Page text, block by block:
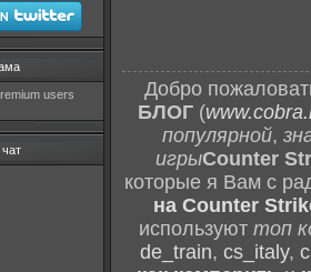
users
Добро
БЛОГ(
популярной,
игрыCounter
которые я Вам с
на Counter
используют топ
de_train, cs_italy,